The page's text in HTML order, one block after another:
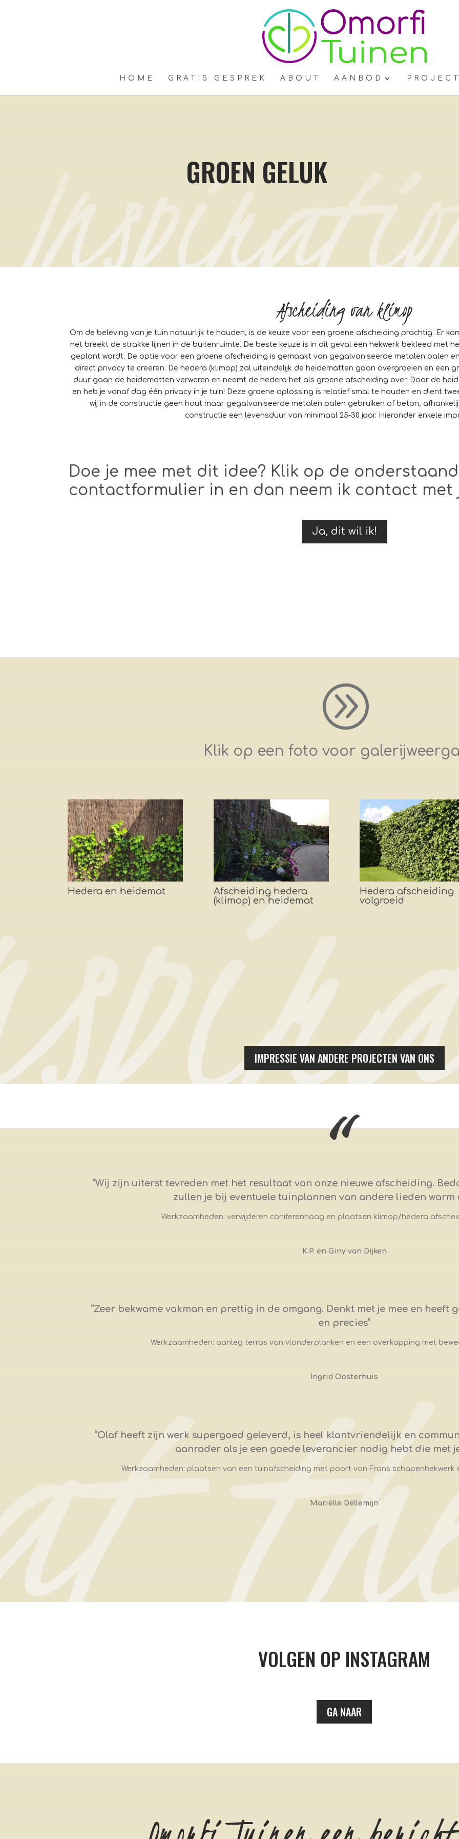
HOME GRATIS GESPREK ABOUT AANBOD
GROEN GELUK
Afscheiding van klimop
Om de beleving van je tuin natuurlijk te houden, is de keuze voor een groene afscheiding prachtig. Er
het breekt de strakke lijnen in de buitenruimte. De beste keuze is in dit geval een hekwerk bekleed met
geplant wordt. De optie voor een groene afscheiding is gemaakt van gegalvaniseerde metalen palen
direct privacy te creëren. De hedera (klimop) zal uiteindelijk de heidematten gaan overgroeien en een
duur gaan de heidematten verweren en neemt de hedera het als groene afscheiding over. Door de
en heb je vanaf dag één privacy in je tuin! Deze groene oplossing is relatief smal te houden en dient
wij in de constructie geen hout maar gegalvaniseerde metalen palen gebruiken of beton,
constructie een levensduur van minimaal 25-30 jaar. Hieronder enkele
Doe je mee met dit idee? Klik op de
contactformulier in en dan neem ik contact met
Ja, dit wil ik!
A
Klik op een foto voor
Hedera en heidemat
Afscheiding hedera
(klimop) en heidemat
Hedera afscheiding
volgroeid
IMPRESSIE VAN ANDERE PROJECTEN VAN ONS
“Wij zijn uiterst tevreden met het resultaat van onze nieuwe afscheiding.
zullen je bij eventuele tuinplannen van andere lieden warm
Werkzaamheden: verwijderen coniferenhaag en plaatsen klimop/hedera
K.P. en Giny van Dijken
“Zeer bekwame vakman en prettig in de omgang. Denkt met je mee en heeft
en precies“
Werkzaamheden: aanleg terras van vlonderplanken en een overkapping met
Ingrid Oosterhuis
“Olaf heeft zijn werk supergoed geleverd, is heel klantvriendelijk en
aanrader als je een goede leverancier nodig hebt die met
Werkzaamheden: plaatsen van een tuinafscheiding met poort van Frans
Mariëlle Dellemijn
VOLGEN OP INSTAGRAM
GA NAAR